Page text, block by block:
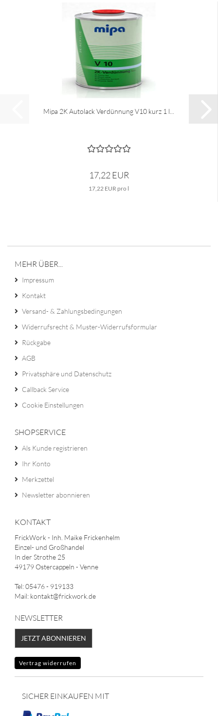
Mipa 2K Autolack Verdünnung V10 kurz 1 l...
17,22 EUR
17,22 EUR pro l
MEHR ÜBER...
Impressum
Kontakt
Versand- & Zahlungsbedingungen
Widerrufsrecht & Muster-Widerrufsformular
Rückgabe
AGB
Privatsphäre und Datenschutz
Callback Service
Cookie Einstellungen
SHOPSERVICE
Als Kunde registrieren
Ihr Konto
Merkzettel
Newsletter abonnieren
KONTAKT
FrickWork - Inh. Maike Frickenhelm
Einzel- und Großhandel
In der Strothe 25
49179 Ostercappeln - Venne
Tel: 05476 - 919133
Mail: kontakt@frickwork.de
NEWSLETTER
JETZT ABONNIEREN
Vertrag widerrufen
SICHER EINKAUFEN MIT